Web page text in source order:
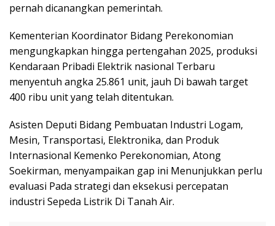
pernah dicanangkan pemerintah.
Kementerian Koordinator Bidang Perekonomian
mengungkapkan hingga pertengahan 2025, produksi
Kendaraan Pribadi Elektrik nasional Terbaru
menyentuh angka 25.861 unit, jauh Di bawah target
400 ribu unit yang telah ditentukan.
Asisten Deputi Bidang Pembuatan Industri Logam,
Mesin, Transportasi, Elektronika, dan Produk
Internasional Kemenko Perekonomian, Atong
Soekirman, menyampaikan gap ini Menunjukkan perlu
evaluasi Pada strategi dan eksekusi percepatan
industri Sepeda Listrik Di Tanah Air.